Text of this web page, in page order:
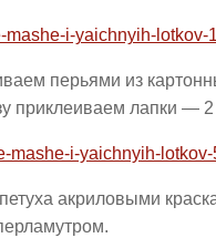
перьями из
приклеиваем лапки —
акриловыми